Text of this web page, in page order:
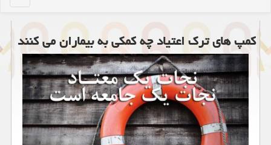
كمپ های ترك اعتیاد چه كمكی به بیماران می كنند